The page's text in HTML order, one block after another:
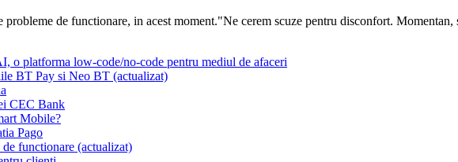
de functionare, in acest moment."Ne cerem scuze pentru disconfort.
o platforma low-code/no-code pentru mediul de afaceri
BT Pay si Neo BT (actualizat)
CEC Bank
Mobile?
Pago
functionare (actualizat)